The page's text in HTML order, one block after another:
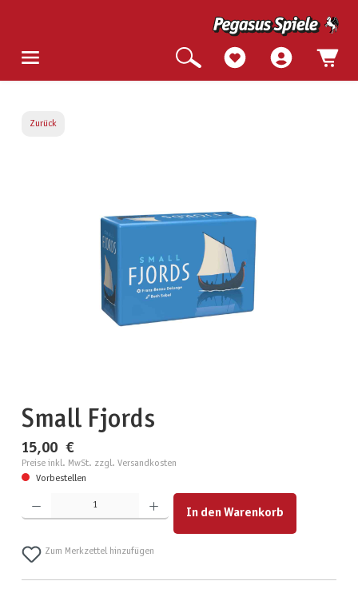
Zurück
Small Fjords
15,00 €
Preise inkl. MwSt. zzgl. Versandkosten
Vorbestellen
Produkt Anzahl: Gib den gewünschten Wert ein oder benutze die Schaltflächen um die Anzahl zu
In den Warenkorb
Zum Merkzettel hinzufügen